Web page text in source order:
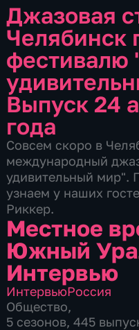
Джазовая
Челябинск
фестивалю
Выпуск 24
года
Совсем скоро в
международный
удивительный мир".
узнаем у наших
Риккер.
Местное
Южный
Интервью
ИнтервьюРоссия
Общество,
5 сезонов, 445